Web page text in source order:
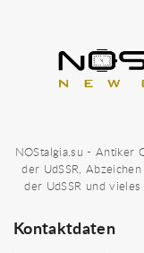
NOStalgia.su - Antiker
der UdSSR,
der UdSSR und
Kontaktdaten